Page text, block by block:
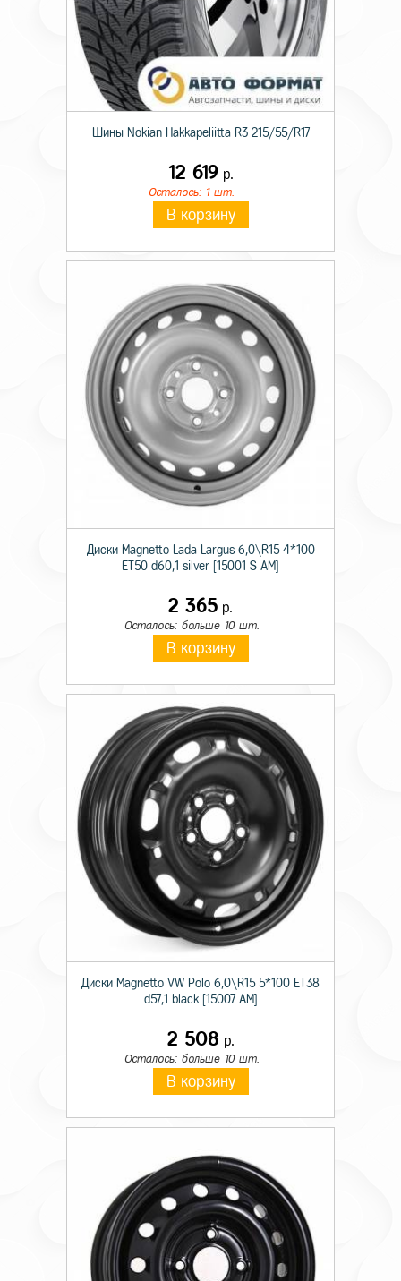
Шины Nokian Hakkapeliitta R3 215/55/R17
12 619р.
Осталось: 1 шт.
В корзину
Диски Magnetto Lada Largus 6,0\R15 4*100
ET50 d60,1 silver [15001 S AM]
2 365 р.
Осталось: больше 10 шт.
В корзину
Диски Magnetto VW Polo 6,0\R15 5*100 ET38
d57,1 black [15007 AM]
2 508 р.
Осталось: больше 10 шт.
В корзину